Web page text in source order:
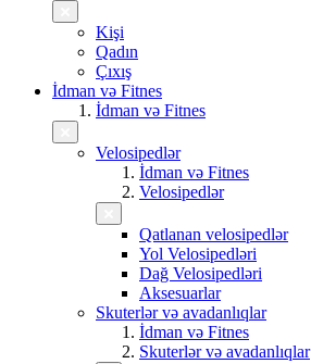
Kişi
Qadın
Çıxış
İdman və Fitnes
İdman və Fitnes
Velosipedlər
İdman və Fitnes
Velosipedlər
Qatlanan velosipedlər
Yol Velosipedləri
Dağ Velosipedləri
Aksesuarlar
Skuterlər və avadanlıqlar
İdman və Fitnes
Skuterlər və avadanlıqlar